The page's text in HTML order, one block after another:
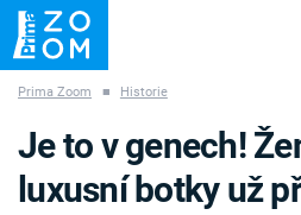
ZÁHADY VETŘELCI DÁVNOVĚKU
Prima Zoom ■ Historie
Je to v genech!
luxusní botky už